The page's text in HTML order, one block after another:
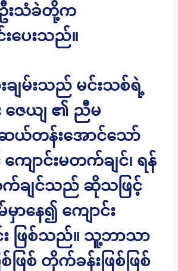
ဦးသံခဲတို့က
းပေးသည်။
ချမ်းသည် မင်းသစ်ရဲ့
ဇေယျ ၏ ညီမ
ယ်တန်းအောင်သော်
ျောင်းမတက်ချင်၊ ရန်
ချင်သည် ဆိုသဖြင့်
ာနေ၍ ကျောင်း
ဖြစ်သည်။ သူ့ဘာသာ
ဖြစ် တိုက်ခန်းဖြစ်ဖြစ်